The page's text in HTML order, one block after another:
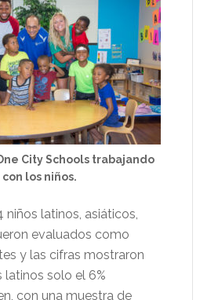
City Schools trabajando
con los niños.
niños latinos, asiáticos,
evaluados como
y las cifras mostraron
latinos solo el 6%
con una muestra de